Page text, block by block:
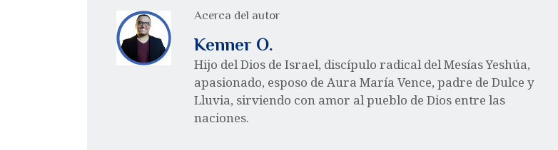
Acerca del autor
Kenner O.
Hijo del Dios de Israel, discípulo radical del Mesías Yeshúa,
apasionado, esposo de Aura María Vence, padre de Dulce y
Lluvia, sirviendo con amor al pueblo de Dios entre las
naciones.